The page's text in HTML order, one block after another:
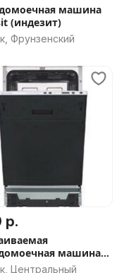
машина
(индезит)
Фрунзенский
р.
машина
DIS 2C29
Центральный